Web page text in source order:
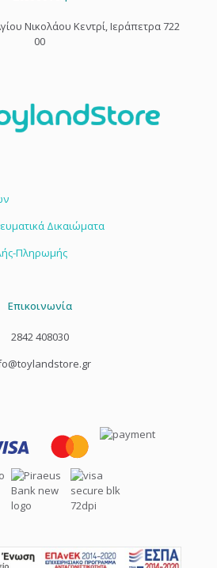
Νικολάου Κεντρί, Ιεράπετρα 722
00
Δικαιώματα
Πληρωμής
Επικοινωνία
2842 408030